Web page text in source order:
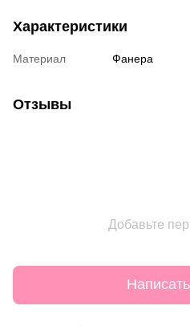
Характеристики
Материал Фанера
Отзывы
Добавьте